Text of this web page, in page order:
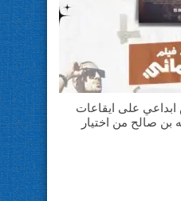
على ايقاعات
بن صالح من اختيار